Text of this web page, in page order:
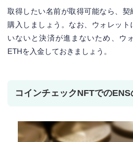
取得したい名前が取得可能なら、契
購入しましょう。なお、ウォレット
いないと決済が進まないため、ウ
ETHを入金しておきましょう。
コインチェックNFTでの